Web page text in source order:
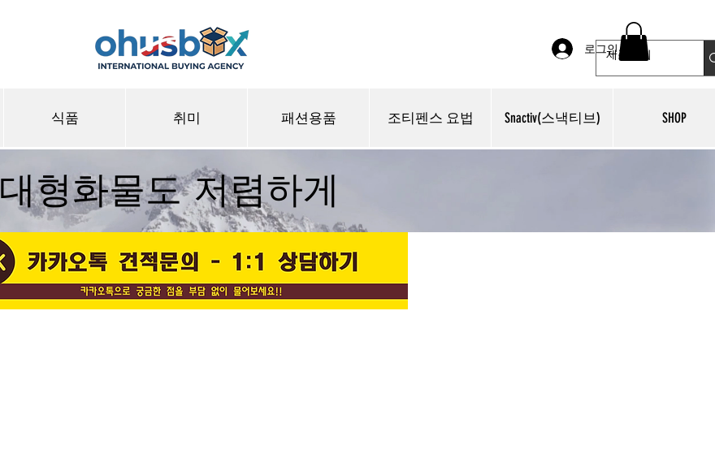
로그인
식품 취미 패션용품 조티펜스 요법 Snactiv(스낵티브) SHOP
대형화물도 저렴하게